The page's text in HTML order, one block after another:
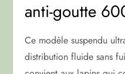
anti-goutte
Ce modèle suspendu
distribution fluide sans